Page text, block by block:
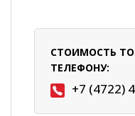
СТОИМОСТЬ
ТЕЛЕФОНУ:
+7 (4722)